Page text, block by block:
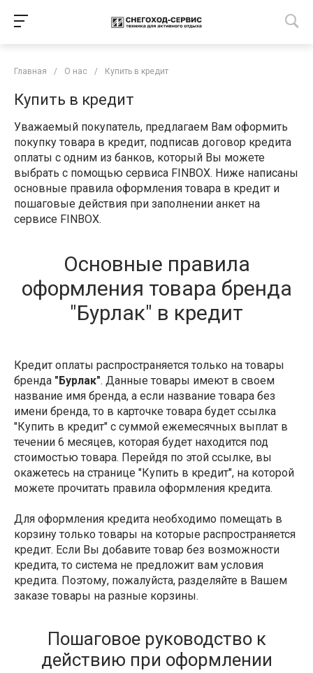
Главная / О нас / Купить в кредит
Купить в кредит
Уважаемый покупатель, предлагаем Вам оформить
покупку товара в кредит, подписав договор кредита
оплаты с одним из банков, который Вы можете
выбрать с помощью сервиса FINBOX. Ниже написаны
основные правила оформления товара в кредит и
пошаговые действия при заполнении анкет на
сервисе FINBOX.
Основные правила
оформления товара бренда
"Бурлак" в кредит
Кредит оплаты распространяется только на товары
бренда "Бурлак". Данные товары имеют в своем
название имя бренда, а если название товара без
имени бренда, то в карточке товара будет ссылка
"Купить в кредит" с суммой ежемесячных выплат в
течении 6 месяцев, которая будет находится под
стоимостью товара. Перейдя по этой ссылке, вы
окажетесь на странице "Купить в кредит", на которой
можете прочитать правила оформления кредита.
Для оформления кредита необходимо помещать в
корзину только товары на которые распространяется
кредит. Если Вы добавите товар без возможности
кредита, то система не предложит вам условия
кредита. Поэтому, пожалуйста, разделяйте в Вашем
заказе товары на разные корзины.
Пошаговое руководство к
действию при оформлении